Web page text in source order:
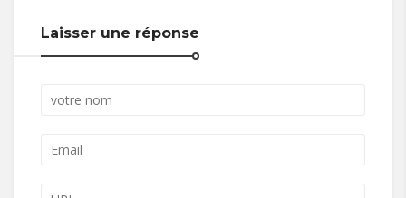
Laisser une réponse